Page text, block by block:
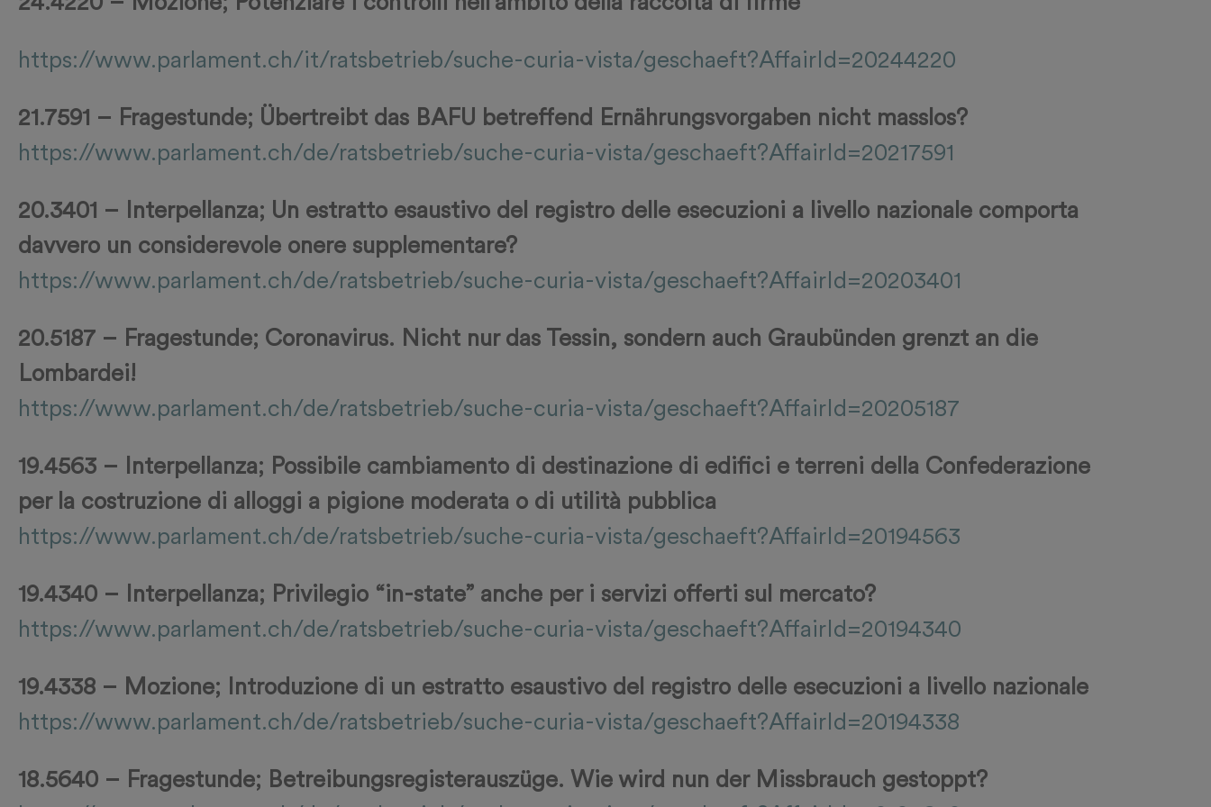
https://www.parlament.ch/it/ratsbetrieb/suche-curia-vista/geschaeft?AffairId=20244220
21.7591 – Fragestunde; Übertreibt das BAFU betreffend Ernährungsvorgaben nicht masslos?
https://www.parlament.ch/de/ratsbetrieb/suche-curia-vista/geschaeft?AffairId=20217591
20.3401 – Interpellanza; Un estratto esaustivo del registro delle esecuzioni a livello nazionale comporta
davvero un considerevole onere supplementare?
https://www.parlament.ch/de/ratsbetrieb/suche-curia-vista/geschaeft?AffairId=20203401
20.5187 – Fragestunde; Coronavirus. Nicht nur das Tessin, sondern auch Graubünden grenzt an die
Lombardei!
https://www.parlament.ch/de/ratsbetrieb/suche-curia-vista/geschaeft?AffairId=20205187
19.4563 – Interpellanza; Possibile cambiamento di destinazione di edifici e terreni della Confederazione
per la costruzione di alloggi a pigione moderata o di utilità pubblica
https://www.parlament.ch/de/ratsbetrieb/suche-curia-vista/geschaeft?AffairId=20194563
19.4340 – Interpellanza; Privilegio “in-state” anche per i servizi offerti sul mercato?
https://www.parlament.ch/de/ratsbetrieb/suche-curia-vista/geschaeft?AffairId=20194340
19.4338 – Mozione; Introduzione di un estratto esaustivo del registro delle esecuzioni a livello nazionale
https://www.parlament.ch/de/ratsbetrieb/suche-curia-vista/geschaeft?AffairId=20194338
18.5640 – Fragestunde; Betreibungsregisterauszüge. Wie wird nun der Missbrauch gestoppt?